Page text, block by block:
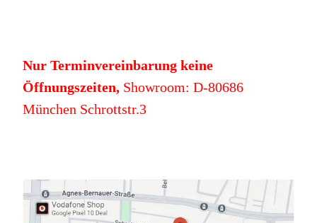
Nur Terminvereinbarung keine
Öffnungszeiten,Showroom: D-80686
München Schrottstr.3